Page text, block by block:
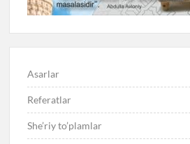
Asarlar
Referatlar
She’riy to’plamlar